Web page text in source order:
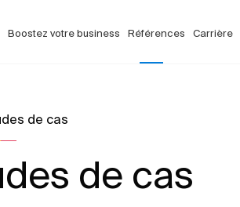
Boostez votre business Références Carrière
de cas
de cas